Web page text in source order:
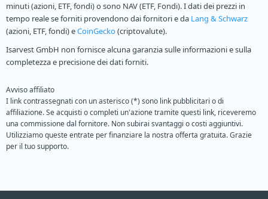
minuti (azioni, ETF, fondi) o sono NAV (ETF, Fondi). I dati dei prezzi in
tempo reale se forniti provendono dai fornitori e da Lang & Schwarz
(azioni, ETF, fondi) eCoinGecko(criptovalute).
Isarvest GmbH non fornisce alcuna garanzia sulle informazioni e sulla
completezza e precisione dei dati forniti.
Avviso affiliato
I link contrassegnati con un asterisco (*) sono link pubblicitari o di
affiliazione. Se acquisti o completi un'azione tramite questi link, riceveremo
una commissione dal fornitore. Non subirai svantaggi o costi aggiuntivi.
Utilizziamo queste entrate per finanziare la nostra offerta gratuita. Grazie
per il tuo supporto.